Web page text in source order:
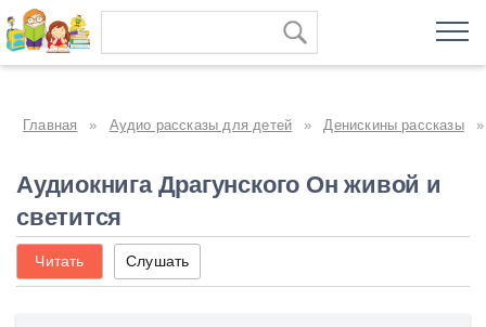
Главная » Аудио рассказы для детей » Денискины рассказы »
Аудиокнига Драгунского Он живой и
светится
Читать Слушать